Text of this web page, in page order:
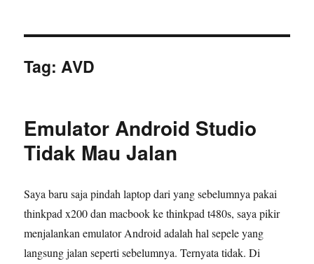
Tag:AVD
Emulator Android Studio
Tidak Mau Jalan
Saya baru saja pindah laptop dari yang sebelumnya pakai
thinkpad x200 dan macbook ke thinkpad t480s, saya pikir
menjalankan emulator Android adalah hal sepele yang
langsung jalan seperti sebelumnya. Ternyata tidak. Di